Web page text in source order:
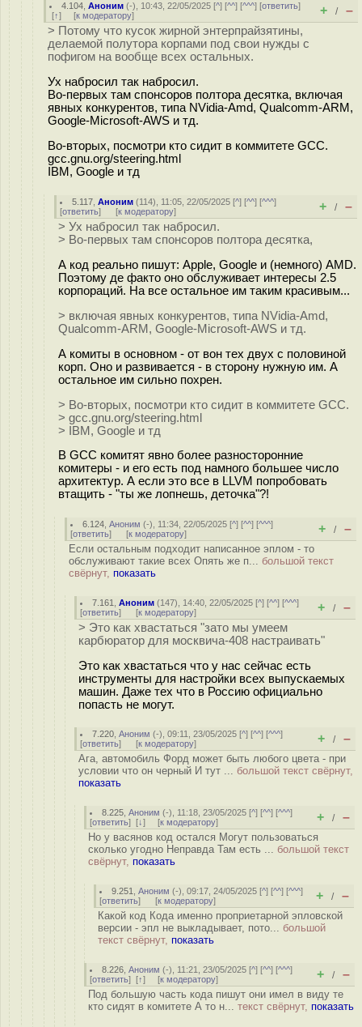
4.104 ,Аноним (-), 10:43, 22/05/2025 [^] [^^] [^^^] [ответить]
[↑] [к модератору] + / –
> Потому что кусок жирной энтерпрайзятины,
делаемой полутора корпами под свои нужды с
пофигом на вообще всех остальных.
Ух набросил так набросил.
Во-первых там спонсоров полтора десятка, включая
явных конкурентов, типа NVidia-Amd, Qualcomm-ARM,
Google-Microsoft-AWS и тд.
Во-вторых, посмотри кто сидит в коммитете GCC.
gcc.gnu.org/steering.html
IBM, Google и тд
5.117 ,Аноним (114), 11:05, 22/05/2025 [^] [^^] [^^^]
[ответить] [к модератору] + / –
> Ух набросил так набросил.
> Во-первых там спонсоров полтора десятка,
А код реально пишут: Apple, Google и (немного) AMD.
Поэтому де факто оно обслуживает интересы 2.5
корпораций. На все остальное им таким красивым...
> включая явных конкурентов, типа NVidia-Amd,
Qualcomm-ARM, Google-Microsoft-AWS и тд.
А комиты в основном - от вон тех двух с половиной
корп. Оно и развивается - в сторону нужную им. А
остальное им сильно похрен.
> Во-вторых, посмотри кто сидит в коммитете GCC.
> gcc.gnu.org/steering.html
> IBM, Google и тд
В GCC комитят явно более разносторонние
комитеры - и его есть под намного большее число
архитектур. А если это все в LLVM попробовать
втащить - "ты же лопнешь, деточка"?!
6.124 ,Аноним (-), 11:34, 22/05/2025 [^] [^^] [^^^]
[ответить] [к модератору] + / –
Если остальным подходит написанное эплом - то
обслуживают такие всех Опять же п... большой текст
свёрнут, показать
7.161 ,Аноним (147), 14:40, 22/05/2025 [^] [^^] [^^^]
[ответить] [к модератору] + / –
> Это как хвастаться "зато мы умеем
карбюратор для москвича-408 настраивать"
Это как хвастаться что у нас сейчас есть
инструменты для настройки всех выпускаемых
машин. Даже тех что в Россию официально
попасть не могут.
7.220 ,Аноним (-), 09:11, 23/05/2025 [^] [^^] [^^^]
[ответить] [к модератору] + / –
Ага, автомобиль Форд может быть любого цвета - при
условии что он черный И тут ... большой текст свёрнут,
показать
8.225 ,Аноним (-), 11:18, 23/05/2025 [^] [^^] [^^^]
[ответить] [↓] [к модератору] + / –
Но у васянов код остался Могут пользоваться
сколько угодно Неправда Там есть ... большой текст
свёрнут, показать
9.251 ,Аноним (-), 09:17, 24/05/2025 [^] [^^] [^^^]
[ответить] [к модератору] + / –
Какой код Кода именно проприетарной эпловской
версии - эпл не выкладывает, пото... большой
текст свёрнут, показать
8.226 ,Аноним (-), 11:21, 23/05/2025 [^] [^^] [^^^]
[ответить] [↑] [к модератору] + / –
Под большую часть кода пишут они имел в виду те
кто сидят в комитете А то н... текст свёрнут, показать